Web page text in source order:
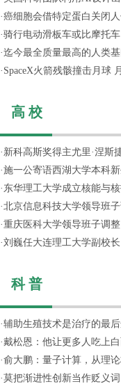
·癌细胞会借特定蛋白关闭
·骑行电动滑板车或比摩托
·迄今最全质量最高的人类
· SpaceX火箭残骸撞击月球
高 校
· 新科高斯奖得主尤里·涅斯
·施一公寄语西湖大学本科
· 东华理工大学成立核能与
·北京信息科技大学领导班
·重庆医科大学领导班子调整
·刘巍任大连理工大学副校长
科 普
·辅助生殖技术是治疗的最
·戴松恩：他让更多人吃上
·俞大鹏：量子计算，从理
·莫把渐进性创新当作贬义词